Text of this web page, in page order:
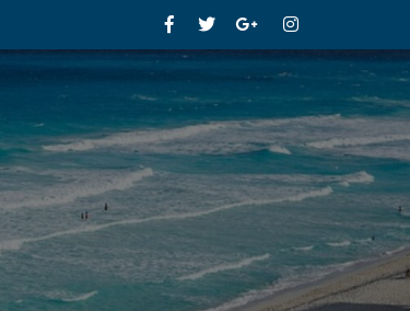
FacebookTwitterGoogle+Instagram